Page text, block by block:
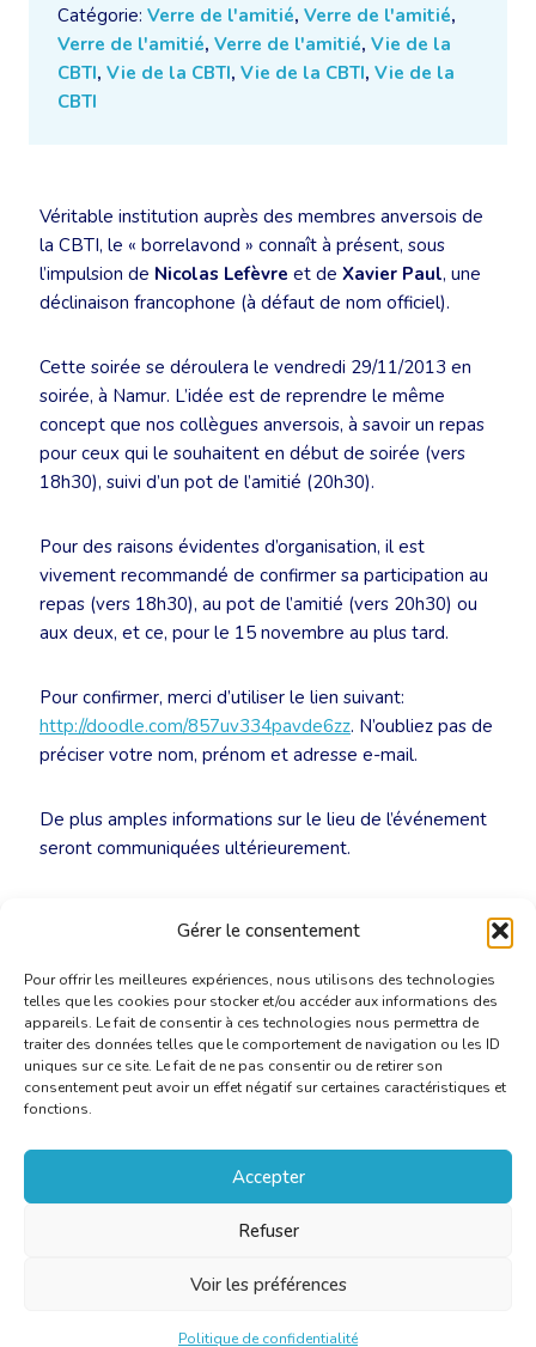
Gérer le consentement
Pour offrir les meilleures expériences, nous utilisons des technologies
telles que les cookies pour stocker et/ou accéder aux informations des
appareils. Le fait de consentir à ces technologies nous permettra de
traiter des données telles que le comportement de navigation ou les ID
uniques sur ce site. Le fait de ne pas consentir ou de retirer son
consentement peut avoir un effet négatif sur certaines caractéristiques et
fonctions.
Accepter
Refuser
Voir les préférences
Politique de confidentialité
Catégorie: Verre de l'amitié, Verre de l'amitié,
Verre de l'amitié, Verre de l'amitié, Vie de la
CBTI, Vie de la CBTI, Vie de la CBTI, Vie de la
CBTI
Véritable institution auprès des membres anversois de
la CBTI, le « borrelavond » connaît à présent, sous
l’impulsion de Nicolas Lefèvre et de Xavier Paul, une
déclinaison francophone (à défaut de nom officiel).
Cette soirée se déroulera le vendredi 29/11/2013 en
soirée, à Namur. L’idée est de reprendre le même
concept que nos collègues anversois, à savoir un repas
pour ceux qui le souhaitent en début de soirée (vers
18h30), suivi d’un pot de l’amitié (20h30).
Pour des raisons évidentes d’organisation, il est
vivement recommandé de confirmer sa participation au
repas (vers 18h30), au pot de l’amitié (vers 20h30) ou
aux deux, et ce, pour le 15 novembre au plus tard.
Pour confirmer, merci d’utiliser le lien suivant:
http://doodle.com/857uv334pavde6zz. N’oubliez pas de
préciser votre nom, prénom et adresse e-mail.
De plus amples informations sur le lieu de l’événement
seront communiquées ultérieurement.